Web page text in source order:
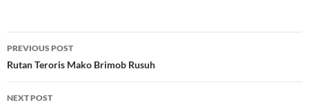
Post
navigation
PREVIOUS POST
Rutan Teroris Mako Brimob Rusuh
NEXT POST